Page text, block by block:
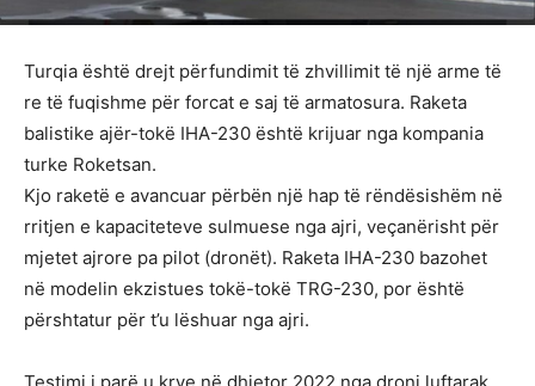
Turqia është drejt përfundimit të zhvillimit të një arme të
re të fuqishme për forcat e saj të armatosura. Raketa
balistike ajër-tokë IHA-230 është krijuar nga kompania
turke Roketsan.
Kjo raketë e avancuar përbën një hap të rëndësishëm në
rritjen e kapaciteteve sulmuese nga ajri, veçanërisht për
mjetet ajrore pa pilot (dronët). Raketa IHA-230 bazohet
në modelin ekzistues tokë-tokë TRG-230, por është
përshtatur për t’u lëshuar nga ajri.